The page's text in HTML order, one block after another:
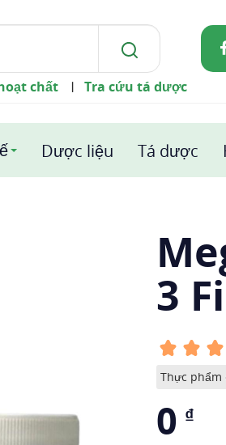
chất | Tra cứu tá dược
Dược liệu Tá dược
3
Thực phẩm
0 ₫